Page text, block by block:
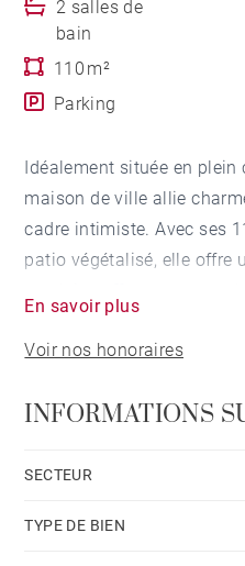
2 salles de
bain
110 m²
Parking
Idéalement située en
maison de ville allie
cadre intimiste. Avec ses
patio végétalisé, elle offre
contemporain, sa
baignés de lumière en font
chaleureux et fonctionnel,
En savoir plus
Voir nos honoraires
INFORMATIONS
SECTEUR
TYPE DE BIEN